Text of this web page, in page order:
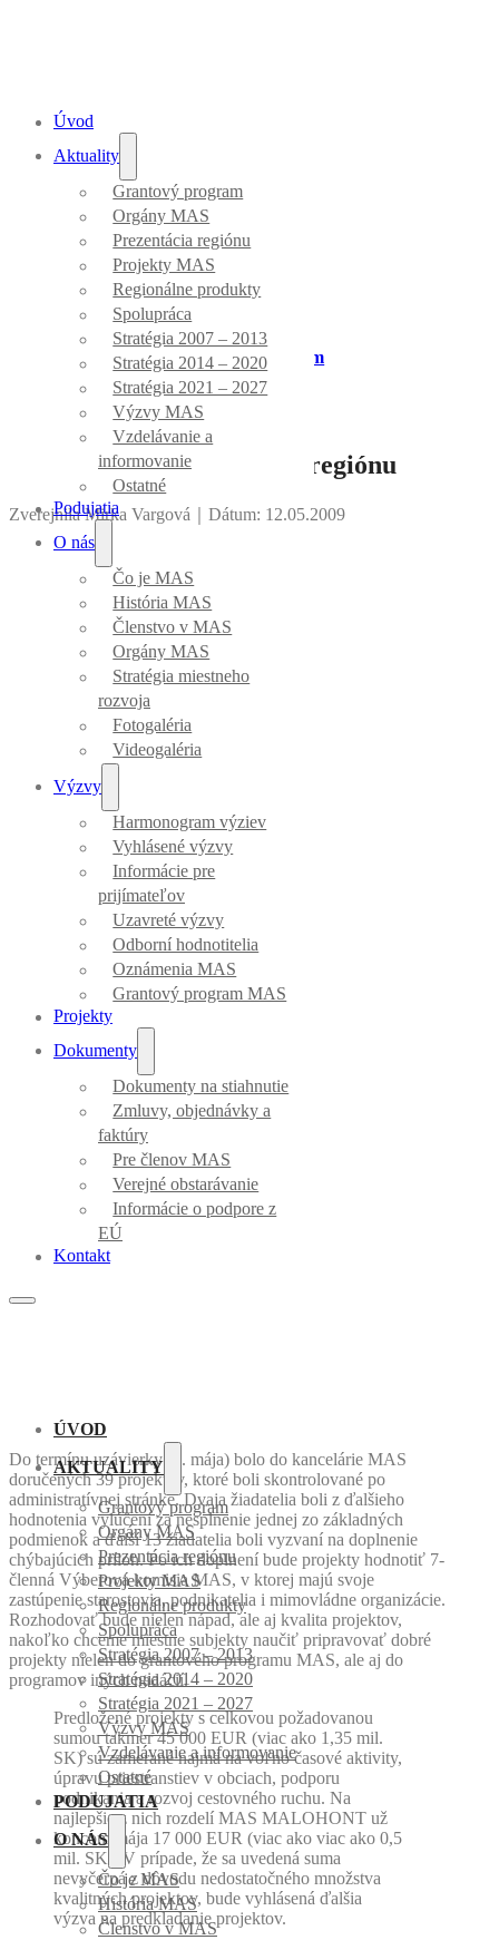
Úvod
Aktuality
Grantový program
Orgány MAS
Prezentácia regiónu
Projekty MAS
Regionálne produkty
Spolupráca
Stratégia 2007 – 2013
Stratégia 2014 – 2020
Stratégia 2021 – 2027
Výzvy MAS
Vzdelávanie a
informovanie
Ostatné
Podujatia
O nás
Čo je MAS
História MAS
Členstvo v MAS
Orgány MAS
Stratégia miestneho
rozvoja
Fotogaléria
Videogaléria
Výzvy
Harmonogram výziev
Vyhlásené výzvy
Informácie pre
prijímateľov
Uzavreté výzvy
Odborní hodnotitelia
Oznámenia MAS
Grantový program MAS
Projekty
Dokumenty
Dokumenty na stiahnutie
Zmluvy, objednávky a
faktúry
Pre členov MAS
Verejné obstarávanie
Informácie o podpore z
EÚ
Kontakt
ÚVOD
AKTUALITY
Grantový program
Orgány MAS
Prezentácia regiónu
Projekty MAS
Regionálne produkty
Spolupráca
Stratégia 2007 – 2013
Stratégia 2014 – 2020
Stratégia 2021 – 2027
Výzvy MAS
Vzdelávanie a informovanie
Ostatné
PODUJATIA
O NÁS
Čo je MAS
História MAS
Členstvo v MAS
Aktuality
Úvod /Grantový program
Prišlo 39 projektov z regiónu
Zverejnila Mirka Vargová Dátum: 12.05.2009
Do termínu uzávierky (5. mája) bolo do kancelárie MAS
doručených 39 projektov, ktoré boli skontrolované po
administratívnej stránke. Dvaja žiadatelia boli z ďalšieho
hodnotenia vylúčení za nesplnenie jednej zo základných
podmienok a ďalší 13 žiadatelia boli vyzvaní na doplnenie
chýbajúcich príloh. Po ich doplnení bude projekty hodnotiť 7-
členná Výberová komisia MAS, v ktorej majú svoje
zastúpenie starostovia, podnikatelia i mimovládne organizácie.
Rozhodovať bude nielen nápad, ale aj kvalita projektov,
nakoľko chceme miestne subjekty naučiť pripravovať dobré
projekty nielen do grantového programu MAS, ale aj do
programov iných nadácií.
Predložené projekty s celkovou požadovanou
sumou takmer 45 000 EUR (viac ako 1,35 mil.
SK) sú zamerané najmä na voľno časové aktivity,
úpravu priestranstiev v obciach, podporu
podnikania a rozvoj cestovného ruchu. Na
najlepšie z nich rozdelí MAS MALOHONT už
koncom mája 17 000 EUR (viac ako viac ako 0,5
mil. SK). V prípade, že sa uvedená suma
nevyčerpá z dôvodu nedostatočného množstva
kvalitných projektov, bude vyhlásená ďalšia
výzva na predkladanie projektov.